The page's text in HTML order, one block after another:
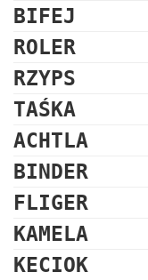
BIFEJ
ROLER
RZYPS
TAŚKA
ACHTLA
BINDER
FLIGER
KAMELA
KECIOK